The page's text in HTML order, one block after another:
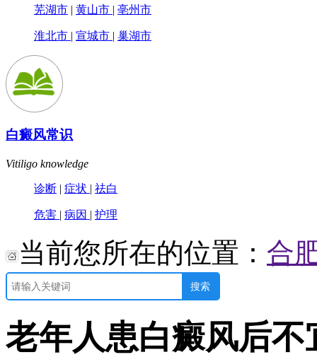
芜湖市 | 黄山市 | 亳州市
淮北市 | 宣城市 | 巢湖市
白癜风常识
Vitiligo knowledge
诊断 | 症状 | 祛白
危害 | 病因 | 护理
当前您所在的位置： 合
老年人患白癜风后不